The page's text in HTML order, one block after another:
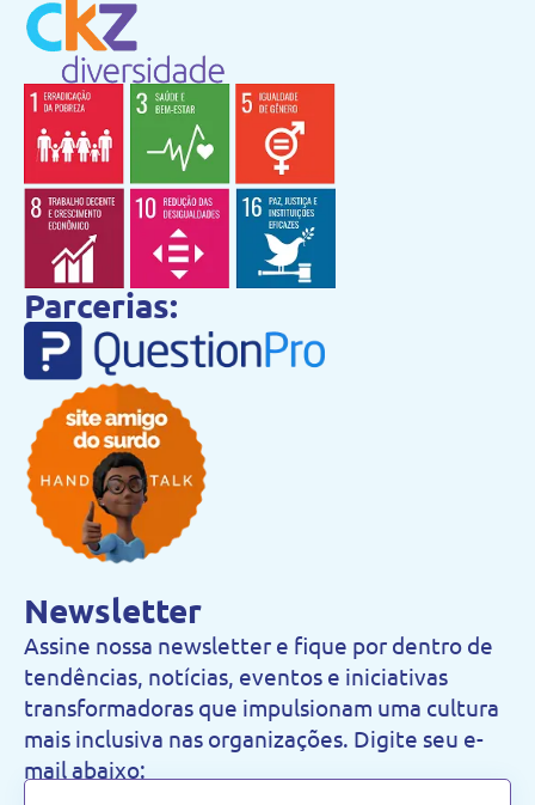
Parcerias:
Newsletter
Assine nossa newsletter e fique por dentro de
tendências, notícias, eventos e iniciativas
transformadoras que impulsionam uma cultura
mais inclusiva nas organizações. Digite seu e-
mail abaixo: